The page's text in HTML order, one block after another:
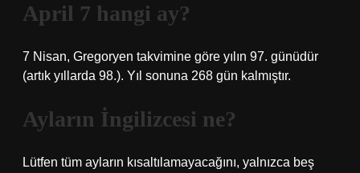
April 7 hangi ay?
7 Nisan, Gregoryen takvimine göre yılın 97. günüdür
(artık yıllarda 98.). Yıl sonuna 268 gün kalmıştır.
Ayların İngilizcesi ne?
Lütfen tüm ayların kısaltılamayacağını, yalnızca beş